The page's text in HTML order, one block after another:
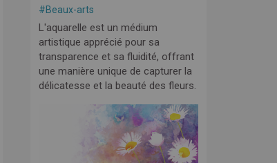
#Beaux-arts
L'aquarelle est un médium
artistique apprécié pour sa
transparence et sa fluidité, offrant
une manière unique de capturer la
délicatesse et la beauté des fleurs.